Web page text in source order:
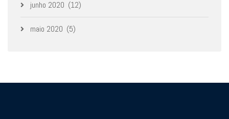
junho 2020 (12)
maio 2020 (5)